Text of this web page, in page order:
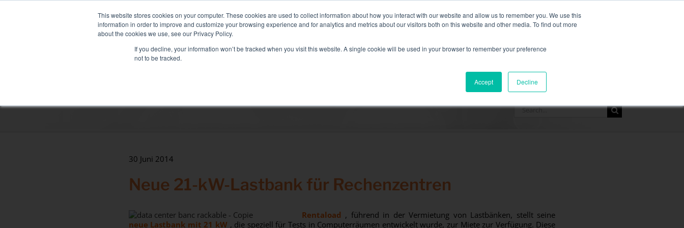
This website stores cookies on your computer. These cookies are used to collect information about how you interact with our website and allow us to remember you. We use this
information in order to improve and customize your browsing experience and for analytics and metrics about our visitors both on this website and other media. To find out more
about the cookies we use, see our Privacy Policy.
If you decline, your information won’t be tracked when you visit this website. A single cookie will be used in your browser to remember your preference
not to be tracked.
Accept Decline
NEUE FLOTTE: MIXY 200: Liquid+Air Smart Load Bank für Direct Liquid Cooled Lösungen, weitere Informationen finden Sie hier.
USV-Test
RESSOURCEN KONTAKT
Search
30 Juni 2014
Neue 21-kW-Lastbank für Rechenzentren
Rentaload , führend in der Vermietung von Lastbänken, stellt seine
neue Lastbank mit 21 kW , die speziell für Tests in Computerräumen entwickelt wurde, zur Miete zur Verfügung. Diese